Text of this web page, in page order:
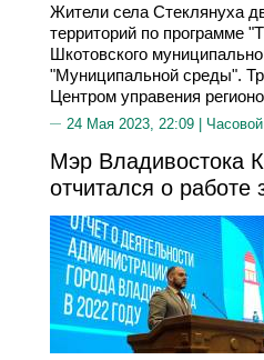
Жители села Стеклянуха
территорий по программе
Шкотовского
"Муниципальной среды".
Центром управения
24 Мая 2023, 22:09 |
Мэр Владивостока
отчитался о работе